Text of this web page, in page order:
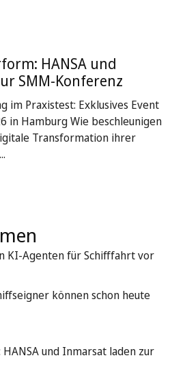
HANSA und
SMM-Konferenz
im Praxistest: Exklusives Event
in Hamburg Wie beschleunigen
Transformation ihrer
KI-Agenten für Schifffahrt vor
können schon heute
und Inmarsat laden zur